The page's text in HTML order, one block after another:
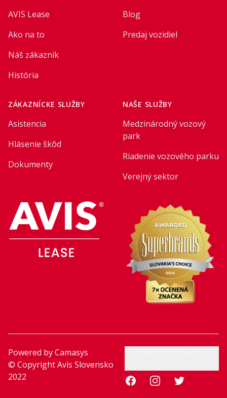
AVIS Lease
Ako na to
Náš zákazník
História
Blog
Predaj vozidiel
ZÁKAZNÍCKE SLUŽBY
Asistencia
Hlásenie škôd
Dokumenty
NAŠE SLUŽBY
Medzinárodný vozový
park
Riadenie vozového parku
Verejný sektor
Powered byCamasys
© Copyright Avis Slovensko
2022
FacebookInstagramTwitter